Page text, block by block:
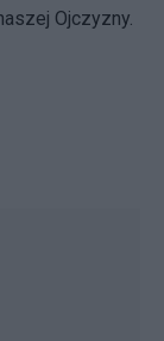
Ojczyzny.